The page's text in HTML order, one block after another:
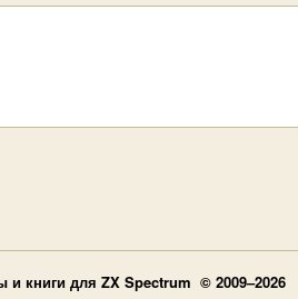
книги для ZX Spectrum © 2009–2026